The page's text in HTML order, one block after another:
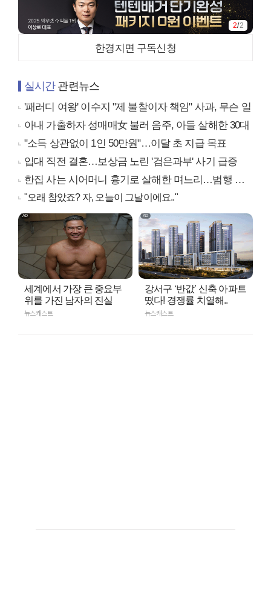
2/2
한경지면 구독신청
실시간관련뉴스
'패러디 여왕' 이수지 "제 불찰이자 책임" 사과, 무슨 일
아내 가출하자 성매매女 불러 음주, 아들 살해한 30대
"소득 상관없이 1인 50만원"…이달 초 지급 목표
입대 직전 결혼…보상금 노린 '검은과부' 사기 급증
한집 사는 시어머니 흉기로 살해한 며느리…범행 동기는
"오래 참았죠? 자, 오늘이 그날이에요.."
세계에서 가장 큰 중요부
위를 가진 남자의 진실
뉴스캐스트
강서구 ‘반값’ 신축 아파트
떴다! 경쟁률 치열해..
뉴스캐스트